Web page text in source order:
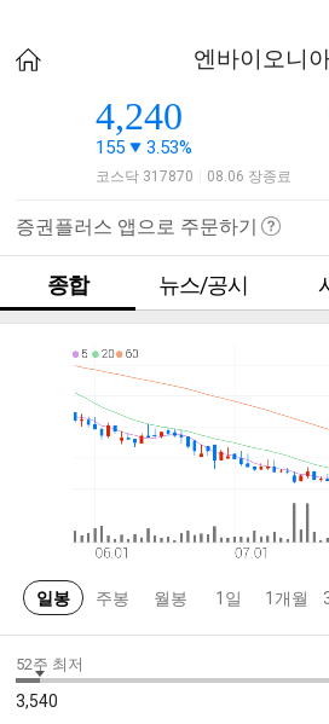
엔바이오니
4,240
155 3.53%
코스닥 317870 08.06 장종료
증권플러스 앱으로 주문하기
종합 뉴스/공시
일봉 주봉 월봉 1일 1개월
52주 최저
3,540